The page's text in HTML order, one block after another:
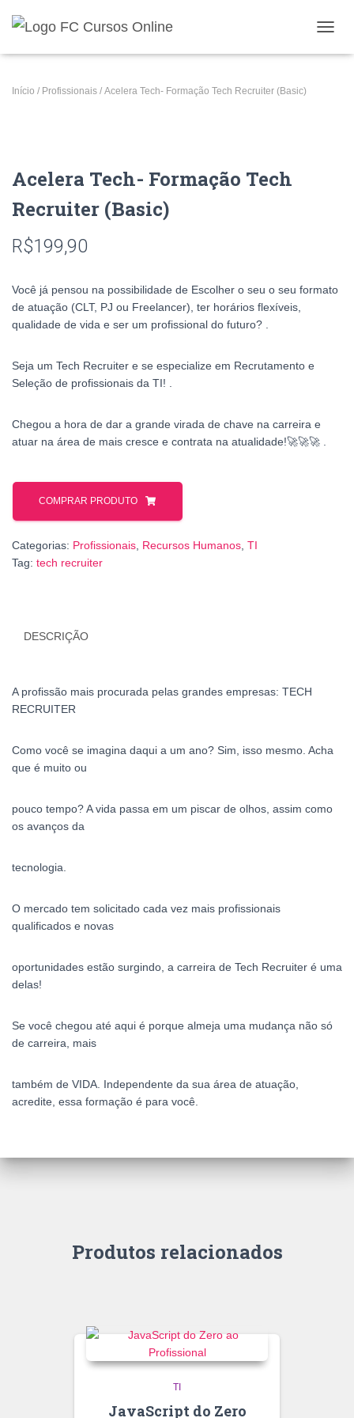
L
Início / Profissionais / Acelera Tech- Formação Tech Recruiter (Basic)
Acelera Tech- Formação Tech
Recruiter (Basic)
R$199,90
Você já pensou na possibilidade de Escolher o seu o seu formato
de atuação (CLT, PJ ou Freelancer), ter horários flexíveis,
qualidade de vida e ser um profissional do futuro? .
Seja um Tech Recruiter e se especialize em Recrutamento e
Seleção de profissionais da TI! .
Chegou a hora de dar a grande virada de chave na carreira e
atuar na área de mais cresce e contrata na atualidade!🚀🚀🚀 .
COMPRAR PRODUTO
Categorias: Profissionais Recursos Humanos TI
Tag: tech recruiter
DESCRIÇÃO
A profissão mais procurada pelas grandes empresas: TECH
RECRUITER
Como você se imagina daqui a um ano? Sim, isso mesmo. Acha
que é muito ou
pouco tempo? A vida passa em um piscar de olhos, assim como
os avanços da
tecnologia.
O mercado tem solicitado cada vez mais profissionais
qualificados e novas
oportunidades estão surgindo, a carreira de Tech Recruiter é uma
delas!
Se você chegou até aqui é porque almeja uma mudança não só
de carreira, mais
também de VIDA. Independente da sua área de atuação,
acredite, essa formação é para você.
Produtos relacionados
TI
JavaScript do Zero